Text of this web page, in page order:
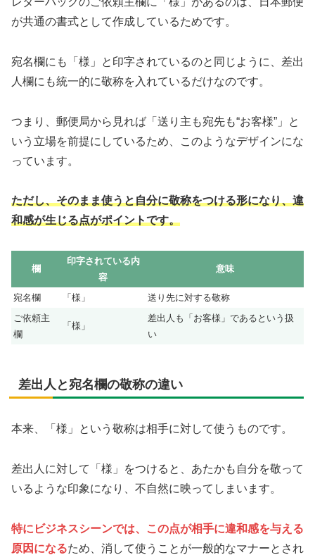
が共通の書式として作成しているためです。
宛名欄にも「様」と印字されているのと同じように、差出
人欄にも統一的に敬称を入れているだけなのです。
つまり、郵便局から見れば「送り主も宛先も“お客様”」と
いう立場を前提にしているため、このようなデザインにな
っています。
ただし、そのまま使うと自分に敬称をつける形になり、違
和感が生じる点がポイントです。
欄
印字されている内
容
意味
宛名欄 「様」
送り先に対する敬称
ご依頼主
欄
「様」
差出人も「お客様」であるという扱
い
差出人と宛名欄の敬称の違い
本来、「様」という敬称は相手に対して使うものです。
差出人に対して「様」をつけると、あたかも自分を敬って
いるような印象になり、不自然に映ってしまいます。
特にビジネスシーンでは、この点が相手に違和感を与える
原因になるため、消して使うことが一般的なマナーとされ